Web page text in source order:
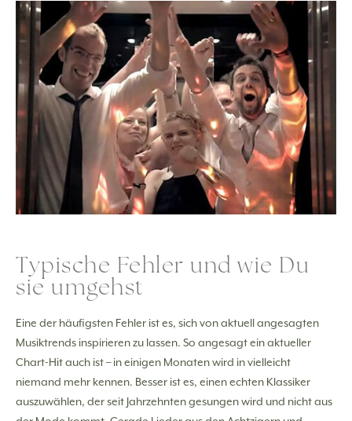
Typische Fehler und wie Du
sie umgehst
Eine der häufigsten Fehler ist es, sich von aktuell angesagten
Musiktrends inspirieren zu lassen. So angesagt ein aktueller
Chart-Hit auch ist – in einigen Monaten wird in vielleicht
niemand mehr kennen. Besser ist es, einen echten Klassiker
auszuwählen, der seit Jahrzehnten gesungen wird und nicht aus